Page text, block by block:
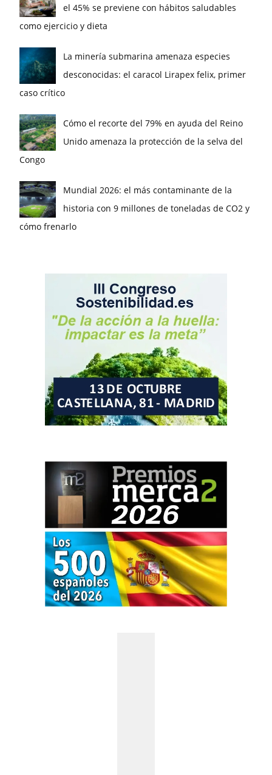
el 45% se previene con hábitos saludables
como ejercicio y dieta
La minería submarina amenaza especies
desconocidas: el caracol Lirapex felix, primer
caso crítico
Cómo el recorte del 79% en ayuda del Reino
Unido amenaza la protección de la selva del
Congo
Mundial 2026: el más contaminante de la
historia con 9 millones de toneladas de CO2 y
cómo frenarlo